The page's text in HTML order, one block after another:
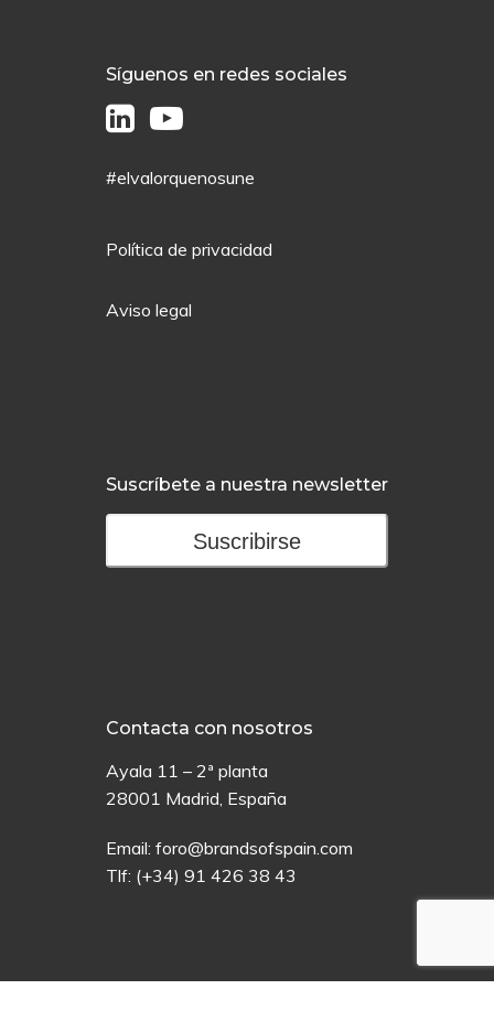
Síguenos en redes sociales
#elvalorquenosune
Política de privacidad
Aviso legal
Suscríbete a nuestra newsletter
Suscribirse
Contacta con nosotros
Ayala 11 – 2ª planta
28001 Madrid, España
Email: foro@brandsofspain.com
Tlf: (+34) 91 426 38 43